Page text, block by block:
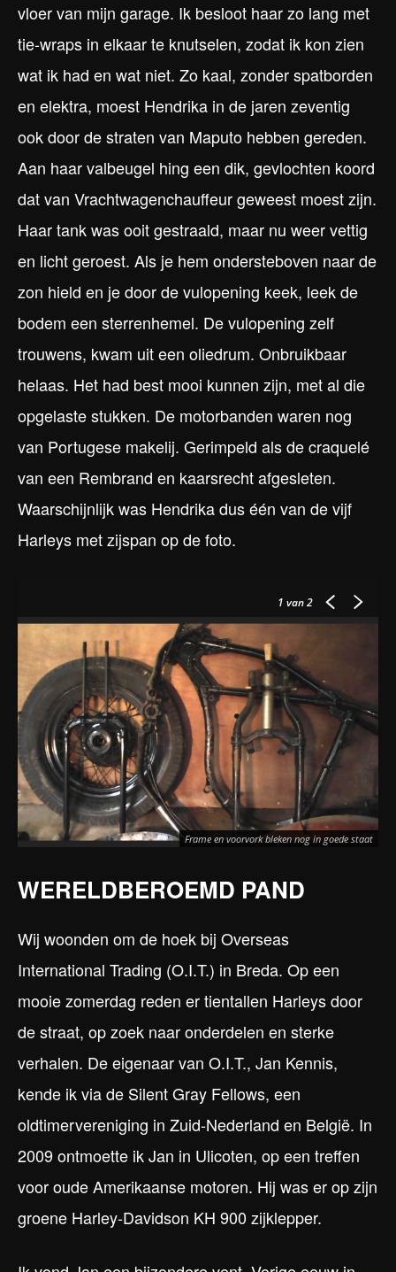
vloer van mijn garage. Ik besloot haar zo lang met
tie-wraps in elkaar te knutselen, zodat ik kon zien
wat ik had en wat niet. Zo kaal, zonder spatborden
en elektra, moest Hendrika in de jaren zeventig
ook door de straten van Maputo hebben gereden.
Aan haar valbeugel hing een dik, gevlochten koord
dat van Vrachtwagenchauffeur geweest moest zijn.
Haar tank was ooit gestraald, maar nu weer vettig
en licht geroest. Als je hem ondersteboven naar de
zon hield en je door de vulopening keek, leek de
bodem een sterrenhemel. De vulopening zelf
trouwens, kwam uit een oliedrum. Onbruikbaar
helaas. Het had best mooi kunnen zijn, met al die
opgelaste stukken. De motorbanden waren nog
van Portugese makelij. Gerimpeld als de craquelé
van een Rembrand en kaarsrecht afgesleten.
Waarschijnlijk was Hendrika dus één van de vijf
Harleys met zijspan op de foto.
1 van 2
Frame en voorvork bleken nog in goede staat
WERELDBEROEMD PAND
Wij woonden om de hoek bij Overseas
International Trading (O.I.T.) in Breda. Op een
mooie zomerdag reden er tientallen Harleys door
de straat, op zoek naar onderdelen en sterke
verhalen. De eigenaar van O.I.T., Jan Kennis,
kende ik via de Silent Gray Fellows, een
oldtimervereniging in Zuid-Nederland en België. In
2009 ontmoette ik Jan in Ulicoten, op een treffen
voor oude Amerikaanse motoren. Hij was er op zijn
groene Harley-Davidson KH 900 zijklepper.